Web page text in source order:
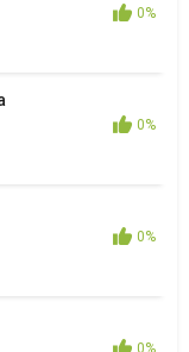
0%
0%
0%